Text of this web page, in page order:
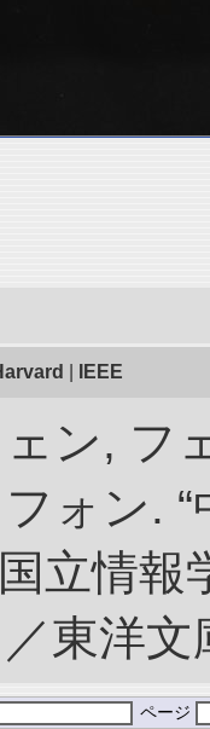
IEEE
ン, フ
ォン.
立情
東洋
ページ